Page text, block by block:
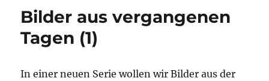
Bilder aus vergangenen
Tagen (1)
In einer neuen Serie wollen wir Bilder aus der